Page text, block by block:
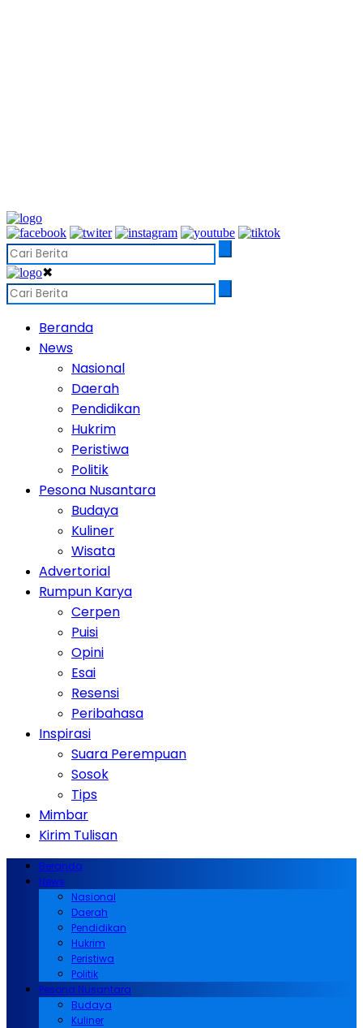
✖
Beranda
News
Nasional
Daerah
Pendidikan
Hukrim
Peristiwa
Politik
Pesona Nusantara
Budaya
Kuliner
Wisata
Advertorial
Rumpun Karya
Cerpen
Puisi
Opini
Esai
Resensi
Peribahasa
Inspirasi
Suara Perempuan
Sosok
Tips
Mimbar
Kirim Tulisan
Beranda
News
Nasional
Daerah
Pendidikan
Hukrim
Peristiwa
Politik
Pesona Nusantara
Budaya
Kuliner